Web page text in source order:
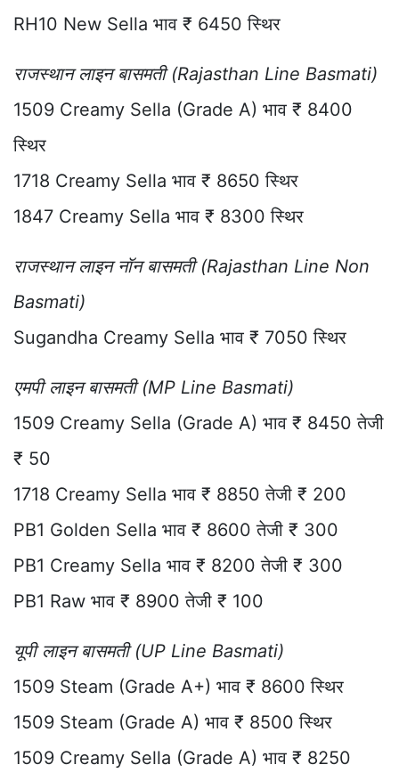
RH10 New Sella भाव ₹ 6450 स्थिर
राजस्थान लाइन बासमती (Rajasthan Line Basmati)
1509 Creamy Sella (Grade A) भाव ₹ 8400
स्थिर
1718 Creamy Sella भाव ₹ 8650 स्थिर
1847 Creamy Sella भाव ₹ 8300 स्थिर
राजस्थान लाइन नॉन बासमती (Rajasthan Line Non
Basmati)
Sugandha Creamy Sella भाव ₹ 7050 स्थिर
एमपी लाइन बासमती (MP Line Basmati)
1509 Creamy Sella (Grade A) भाव ₹ 8450 तेजी
₹ 50
1718 Creamy Sella भाव ₹ 8850 तेजी ₹ 200
PB1 Golden Sella भाव ₹ 8600 तेजी ₹ 300
PB1 Creamy Sella भाव ₹ 8200 तेजी ₹ 300
PB1 Raw भाव ₹ 8900 तेजी ₹ 100
यूपी लाइन बासमती (UP Line Basmati)
1509 Steam (Grade A+) भाव ₹ 8600 स्थिर
1509 Steam (Grade A) भाव ₹ 8500 स्थिर
1509 Creamy Sella (Grade A) भाव ₹ 8250